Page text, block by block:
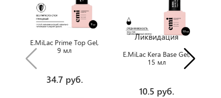
E.MiLac Prime Top Gel,
9 мл
34.7 руб.
Ликвидация
E.MiLac Kera Base Gel,
15 мл
10.5 руб.